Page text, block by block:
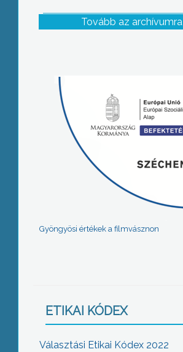
Tovább az archívumra
Gyöngyösi értékek a filmvásznon
ETIKAI KÓDEX
Választási Etikai Kódex 2022